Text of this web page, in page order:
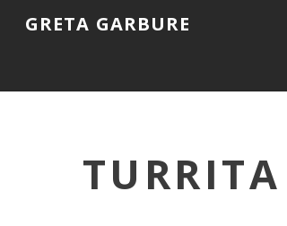
GRETA GARBURE
TURRITA